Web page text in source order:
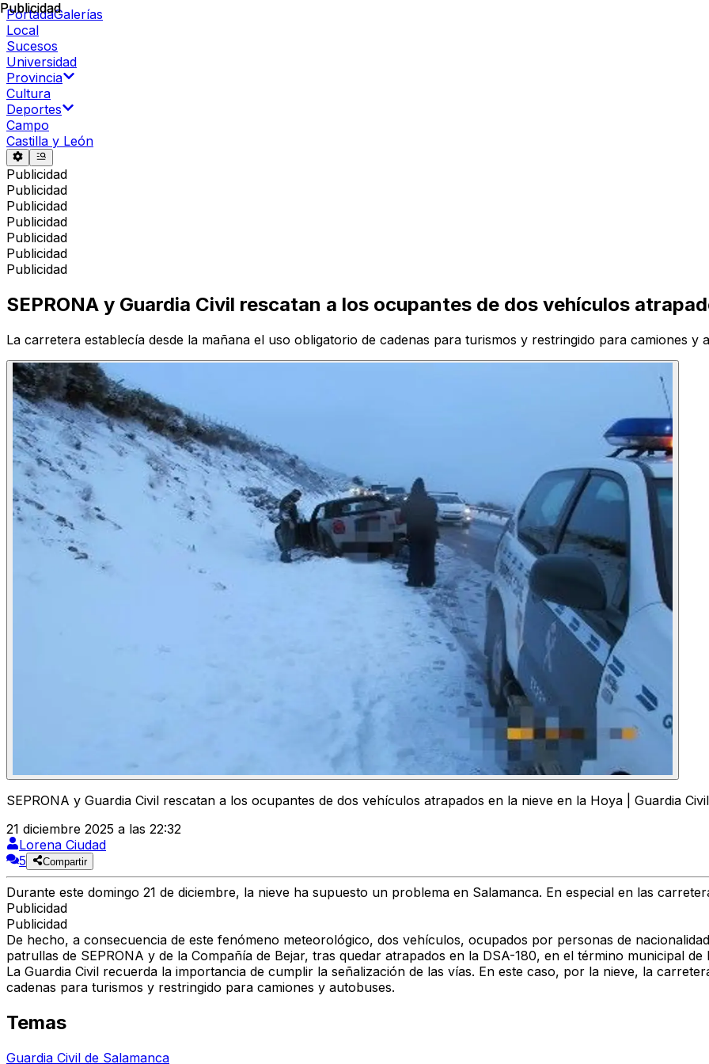
PortadaGalerías
Local
Sucesos
Universidad
Provincia
Cultura
Deportes
Campo
Castilla y León
Publicidad
Publicidad
Publicidad
Publicidad
Publicidad
Publicidad
Publicidad
Publicidad
SEPRONA y Guardia Civil rescatan a los ocupantes de dos vehículos
La carretera establecía desde la mañana el uso obligatorio de cadenas para turismos y restringido para camiones y
SEPRONA y Guardia Civil rescatan a los ocupantes de dos vehículos atrapados en la nieve en la Hoya | Guardia Civil
21 diciembre 2025 a las 22:32
Lorena Ciudad
5
Compartir
Durante este domingo 21 de diciembre, la nieve ha supuesto un problema en Salamanca. En especial en las
Publicidad
Publicidad
De hecho, a consecuencia de este fenómeno meteorológico, dos vehículos, ocupados por personas de
patrullas de SEPRONA y de la Compañía de Bejar, tras quedar atrapados en la DSA-180, en el término municipal de
La Guardia Civil recuerda la importancia de cumplir la señalización de las vías. En este caso, por la nieve, la
cadenas para turismos y restringido para camiones y autobuses.
Temas
Guardia Civil de Salamanca
Publicidad